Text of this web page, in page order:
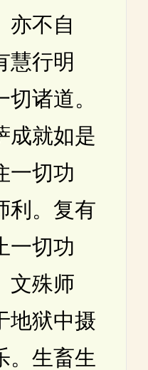
亦不自
慧行明
诸道。
成就如是
一切功
利。复有
一切功
文殊师
地狱中摄
。生畜生